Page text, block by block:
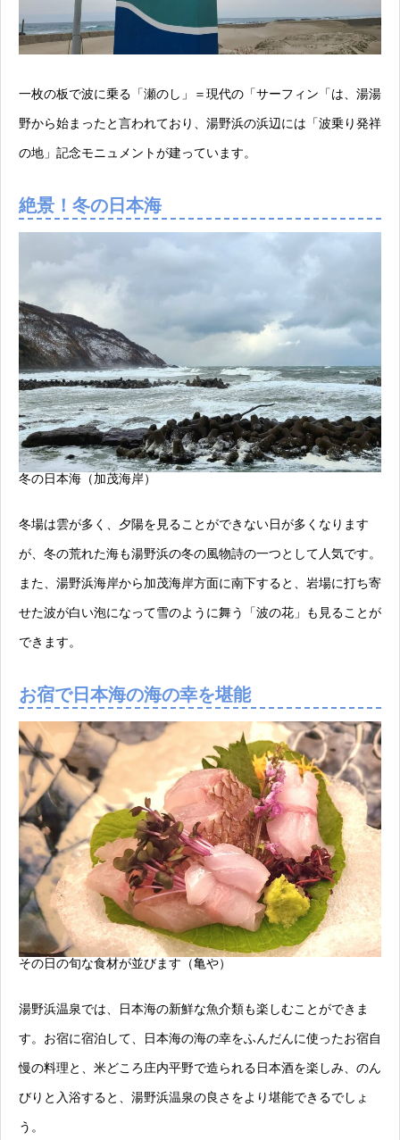
一枚の板で波に乗る「瀬のし」＝現代の「サーフィン「は、湯湯
野から始まったと言われており、湯野浜の浜辺には「波乗り発祥
の地」記念モニュメントが建っています。
絶景！冬の日本海
冬の日本海（加茂海岸）
冬場は雲が多く、夕陽を見ることができない日が多くなります
が、冬の荒れた海も湯野浜の冬の風物詩の一つとして人気です。
また、湯野浜海岸から加茂海岸方面に南下すると、岩場に打ち寄
せた波が白い泡になって雪のように舞う「波の花」も見ることが
できます。
お宿で日本海の海の幸を堪能
その日の旬な食材が並びます（亀や）
湯野浜温泉では、日本海の新鮮な魚介類も楽しむことができま
す。お宿に宿泊して、日本海の海の幸をふんだんに使ったお宿自
慢の料理と、米どころ庄内平野で造られる日本酒を楽しみ、のん
びりと入浴すると、湯野浜温泉の良さをより堪能できるでしょ
う。